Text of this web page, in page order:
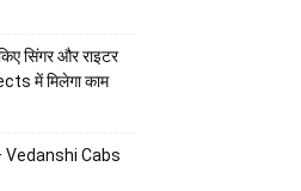
सिंगर और राइटर
में मिलेगा काम
Vedanshi Cabs